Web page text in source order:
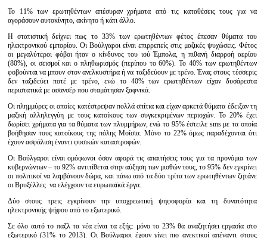
Το 11% των ερωτηθέντων απέσυραν χρήματα από τις καταθέσεις τους για να
αγοράσουν αυτοκίνητο, ακίνητο ή κάτι άλλο.
Η στατιστική δείχνει πως το 33% των ερωτηθέντων φέτος έπεσαν θύματα του
ηλεκτρονικού εμπορίου. Οι Βούλγαροι είναι επιρρεπείς στις μαζικές ψυχώσεις. Φέτος
οι μεγαλύτεροι φόβοι ήταν ο κίνδυνος του ιού Έμπολα, η πιθανή διαρροή αερίου
(80%), οι σεισμοί και ο πληθωρισμός (περίπου το 60%). Το 40% των ερωτηθέντων
φοβούνται να μπουν στον ανελκυστήρα ή να ταξιδεύουν με τρένο. Ένας στους τέσσερις
δεν ταξιδεύει ποτέ με τρένο, ενώ το 40% των ερωτηθέντων είχαν δυσάρεστα
περιστατικά με ασανσέρ που σταμάτησαν ξαφνικά.
Οι πλημμύρες οι οποίες κατέστρεψαν πολλά σπίτια και είχαν αρκετά θύματα έδειξαν τη
μαζική αλληλεγγύη με τους κατοίκους των συγκεκριμένων περιοχών. Το 20% έχει
δωρίσει χρήματα για τα θύματα των πλυμμήρων, ενώ το 95% έστειλε sms με τα οποία
βοήθησαν τους κατοίκους της πόλης Μοίσια. Μόνο το 22% όμως παραδέχονται ότι
έχουν ασφάλιση έναντι φυσικών καταστροφών.
Οι Βούλγαροι είναι ομόφωνοι όσον αφορά τις απαιτήσεις τους για τα προνόμια των
κυβερνώντων – το 92% αντιτίθεται στην αύξηση των μισθών τους, το 95% δεν εγκρίνει
οι πολιτικοί να λαμβάνουν δώρα, και πάνω από τα δύο τρίτα των ερωτηθέντων ζητάνε
οι Βρυξέλλες να ελέγχουν τα ευρωπαϊκά έργα.
Δύο στους τρεις εγκρίνουν την υποχρεωτική ψηφοφορία και τη δυνατότητα
ηλεκτρονικής ψήφου από το εξωτερικό.
Σε όλο αυτό το παζλ τα νέα είναι τα εξής: μόνο το 23% θα αναζητήσει εργασία στο
εξωτερικό (31% το 2013). Οι Βούλγαροι έχουν γίνει πιο ανεκτικοί απέναντι στους